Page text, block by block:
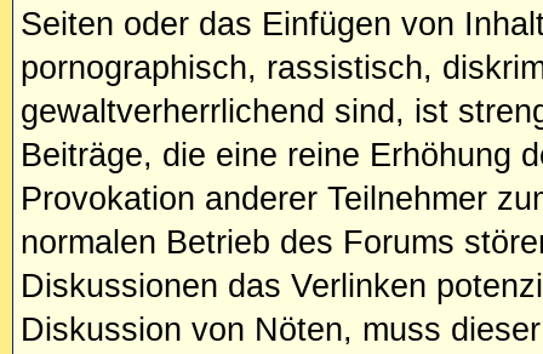
Seiten oder das Einfügen von
pornographisch, rassistisch,
gewaltverherrlichend sind, ist
Beiträge, die eine reine Erhöhung
Provokation anderer Teilnehmer
normalen Betrieb des Forums
Diskussionen das Verlinken
Diskussion von Nöten, muss